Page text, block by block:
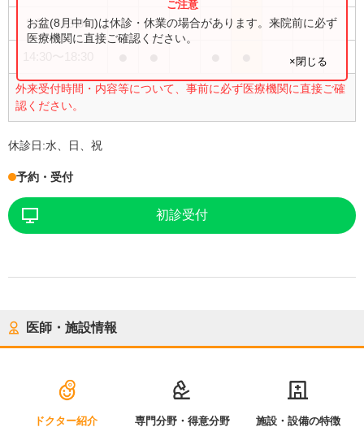
9:00〜13:00 ●
外来受付時間・内容等について、事前に必ず医療機関に直接ご確
認ください。
お盆(8月中旬)は休診・休業の場合があります。来院前に必ず
医療機関に直接ご確認ください。
×閉じる
休診日:水、日、祝
予約・受付
初診受付
医師・施設情報
ドクター紹介 専門分野・得意分野 施設・設備の特徴